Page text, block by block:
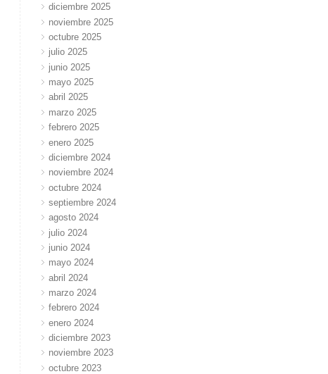
diciembre 2025
noviembre 2025
octubre 2025
julio 2025
junio 2025
mayo 2025
abril 2025
marzo 2025
febrero 2025
enero 2025
diciembre 2024
noviembre 2024
octubre 2024
septiembre 2024
agosto 2024
julio 2024
junio 2024
mayo 2024
abril 2024
marzo 2024
febrero 2024
enero 2024
diciembre 2023
noviembre 2023
octubre 2023